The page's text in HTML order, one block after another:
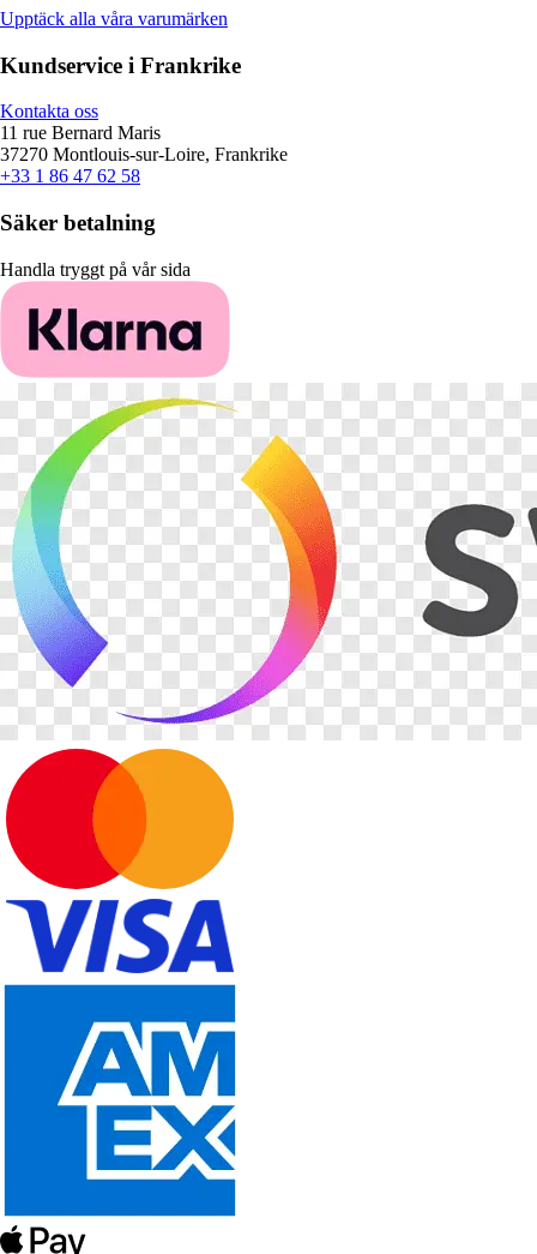
Upptäck alla våra varumärken
Kundservice i Frankrike
Kontakta oss
11 rue Bernard Maris
37270 Montlouis-sur-Loire, Frankrike
+33 1 86 47 62 58
Säker betalning
Handla tryggt på vår sida